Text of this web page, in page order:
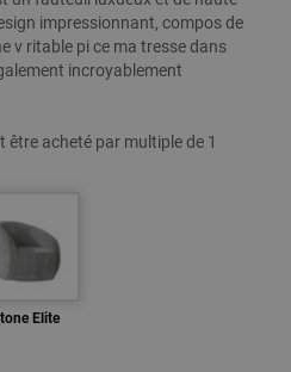
impressionnant, compos de
v ritable pi ce ma tresse dans
incroyablement
acheté par multiple de 1
Elite